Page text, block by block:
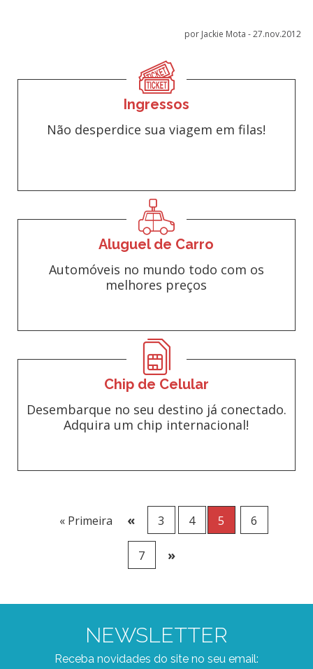
por Jackie Mota -27.nov.2012
Ingressos
Não desperdice sua viagem em filas!
Aluguel de Carro
Automóveis no mundo todo com os
melhores preços
Chip de Celular
Desembarque no seu destino já conectado.
Adquira um chip internacional!
« Primeira « 3 4 5 6
7 »
NEWSLETTER
Receba novidades do site no seu email: